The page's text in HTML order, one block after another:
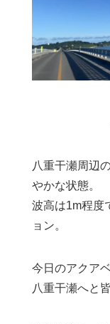
八重干瀬周辺
やかな状態。
波高は1m程度
ョン。
今日のアクア
八重干瀬へと